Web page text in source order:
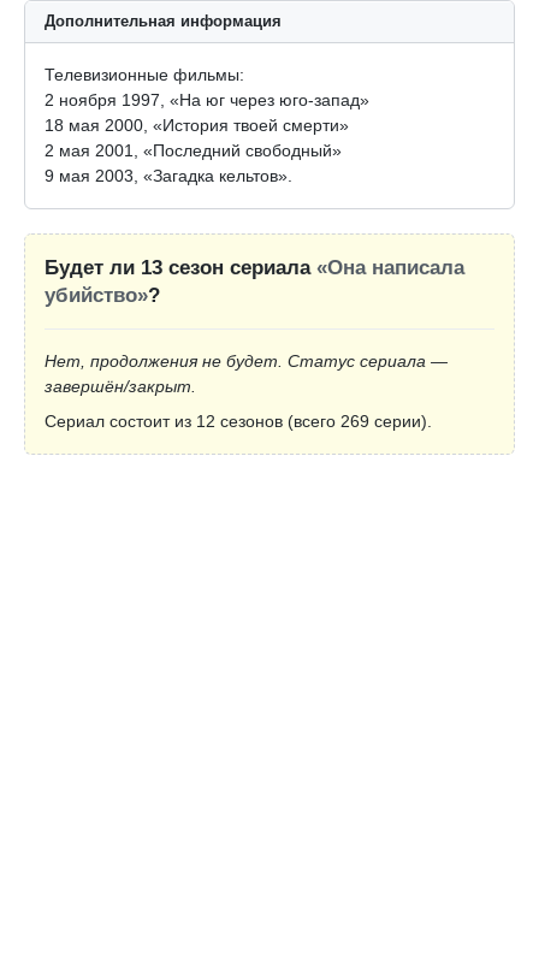
Дополнительная информация
Телевизионные фильмы:
2 ноября 1997, «На юг через юго-запад»
18 мая 2000, «История твоей смерти»
2 мая 2001, «Последний свободный»
9 мая 2003, «Загадка кельтов».
Будет ли 13 сезон сериала «Она написала
убийство»?
Нет, продолжения не будет. Статус сериала —
завершён/закрыт.
Сериал состоит из 12 сезонов (всего 269 серии).